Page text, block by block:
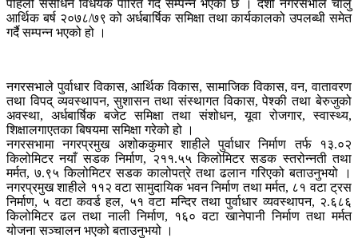
पहिलो संसोधन विधेयक पारित गर्दै सम्पन्न भएको छ । दशौं नगरसभाले चालु
आर्थिक बर्ष २०७८/७९ को अर्धबार्षिक समिक्षा तथा कार्यकालको उपलब्धी समेत
गर्दै सम्पन्न भएको हो ।
नगरसभाले पुर्वाधार विकास, आर्थिक विकास, सामाजिक विकास, वन, वातावरण
तथा विपद् व्यवस्थापन, सुशासन तथा संस्थागत विकास, पेश्की तथा बेरुजुको
अवस्था, अर्धबार्षिक बजेट समिक्षा तथा संशोधन, यूवा रोजगार, स्वास्थ्य,
शिक्षालगाएतका बिषयमा समिक्षा गरेको हो ।
नगरसभामा नगरप्रमुख अशोककुमार शाहीले पुर्वाधार निर्माण तर्फ १३.०२
किलोमिटर नयाँ सडक निर्माण, २११.५५ किलोमिटर सडक स्तरोन्नती तथा
मर्मत, ७.९५ किलोमिटर सडक कालोपत्रे तथा ढलान गरिएको बताउनुभयो ।
नगरप्रमुख शाहीले ११२ वटा सामुदायिक भवन निर्माण तथा मर्मत, ८१ वटा ट्रस
निर्माण, ५ वटा कवर्ड हल, ५१ वटा मन्दिर तथा पुर्वाधार व्यवस्थापन, २.६८६
किलोमिटर ढल तथा नाली निर्माण, १६० वटा खानेपानी निर्माण तथा मर्मत
योजना सञ्चालन भएको बताउनुभयो ।